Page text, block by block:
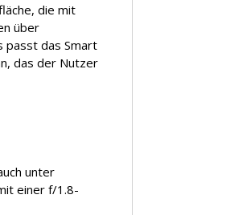
die mit
über
passt das Smart
das der Nutzer
unter
einer f/1.8-